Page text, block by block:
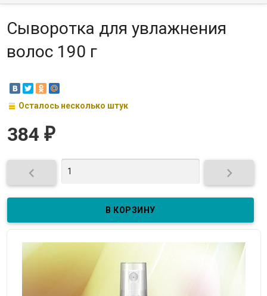
Сыворотка для увлажнения
волос 190 г
Осталось несколько штук
384 ₽
 